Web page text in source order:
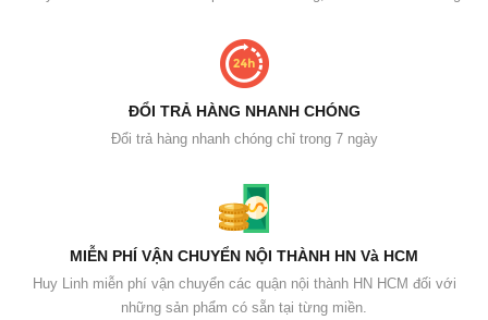
ĐỔI TRẢ HÀNG NHANH CHÓNG
Đổi trả hàng nhanh chóng chỉ trong 7 ngày
MIỄN PHÍ VẬN CHUYỂN NỘI THÀNH HN Và HCM
Huy Linh miễn phí vận chuyển các quận nội thành HN HCM đối với
những sản phẩm có sẵn tại từng miền.